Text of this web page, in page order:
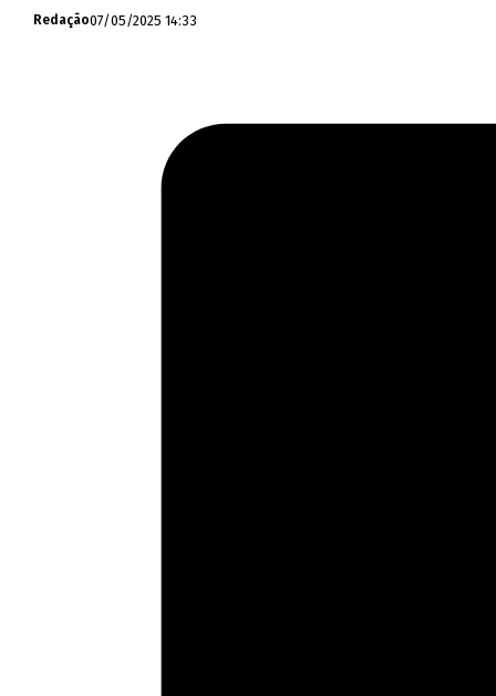
Redação07/05/2025 14:33